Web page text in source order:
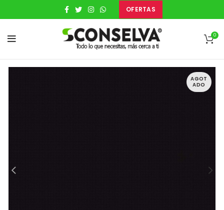
OFERTAS
0
AGOT
ADO